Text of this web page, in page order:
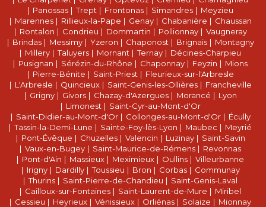
Panossas
Trept Frontonas Simandres
Meyzieu
Marennes
Rillieux-la-Pape Genay Chabanière
Chaussan
Rontalon
Condrieu Dommartin Pollionnay
Vaugneray
Brindas
Messimy Yzeron Chaponost Brignais
Montagny
Millery
Taluyers Mornant Ternay
Décines-Charpieu
Pusignan
Sérézin-du-Rhône Chaponnay Feyzin
Mions
Pierre-Bénite
Saint-Priest
Fleurieux-sur-l'Arbresle
L'Arbresle
Quincieux Saint-Genis-les-Ollières
Francheville
Grigny
Givors Chazay-d'Azergues Morancé
Lyon
Limonest
Saint-Cyr-au-Mont-d'Or
Saint-Didier-au-Mont-d'Or
Collonges-au-Mont-d'Or
Écully
Tassin-la-Demi-Lune
Sainte-Foy-lès-Lyon Maubec
Meyrié
Pont-Évêque
Chuzelles Valencin Luzinay
Saint-Savin
Vaux-en-Bugey
Saint-Maurice-de-Rémens
Revonnas
Pont-d'Ain
Massieux Meximieux Oullins
Villeurbanne
Irigny
Dardilly Toussieu Bron Corbas
Communay
Thurins
Saint-Pierre-de-Chandieu
Saint-Genis-Laval
Cailloux-sur-Fontaines
Saint-Laurent-de-Mure
Miribel
Cessieu
Heyrieux Vénissieux Orliénas Solaize Mionnay